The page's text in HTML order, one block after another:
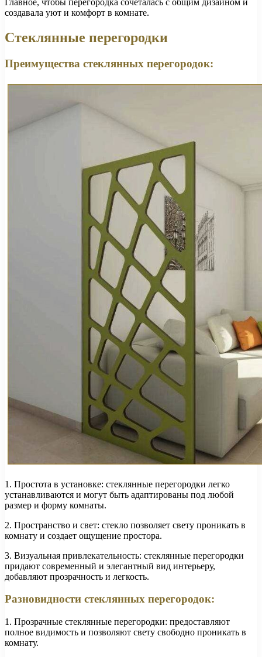
Главное, чтобы перегородка сочеталась с общим дизайном и
создавала уют и комфорт в комнате.
Стеклянные перегородки
Преимущества стеклянных перегородок:
1. Простота в установке: стеклянные перегородки легко
устанавливаются и могут быть адаптированы под любой
размер и форму комнаты.
2. Пространство и свет: стекло позволяет свету проникать в
комнату и создает ощущение простора.
3. Визуальная привлекательность: стеклянные перегородки
придают современный и элегантный вид интерьеру,
добавляют прозрачность и легкость.
Разновидности стеклянных перегородок:
1. Прозрачные стеклянные перегородки: предоставляют
полное видимость и позволяют свету свободно проникать в
комнату.